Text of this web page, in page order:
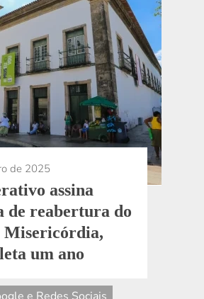
de 2025
assina
de reabertura do
Misericórdia,
um ano
Digital
Mídias Socias